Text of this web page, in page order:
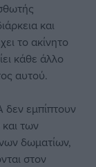
και
το ακίνητο
κάθε άλλο
αυτού.
εμπίπτουν
των
δωματίων,
στον